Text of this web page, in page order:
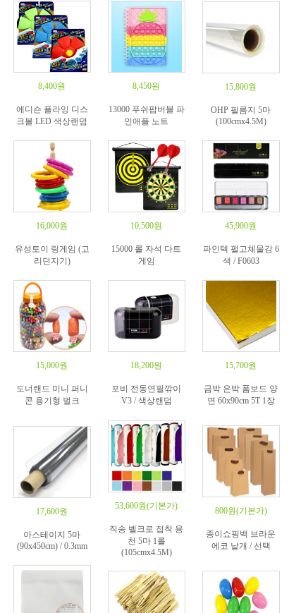
8,400원
에디슨 플라잉 디스
크볼 LED 색상랜덤
8,450원
13000 푸쉬팝버블 파
인애플 노트
15,800원
OHP 필름지 5마
(100cmx4.5M)
16,000원
유성토이 링게임 (고
리던지기)
10,500원
15000 롤 자석 다트
게임
45,900원
파인텍 펄고체물감 6
색 / F0603
15,000원
도너랜드 미니 퍼니
콘 용기형 벌크
18,200원
포비 전동연필깎이
V3 / 색상랜덤
15,700원
금박 은박 폼보드 양
면 60x90cm 5T 1장
17,600원
아스테이지 5마
(90x450cm) / 0.3mm
53,600원(기본가)
직송 벨크로 접착 융
천 5마 1롤
(105cmx4.5M)
800원(기본가)
종이쇼핑백 브라운
에코 낱개 / 선택